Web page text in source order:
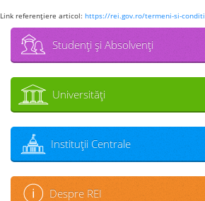
Link referenţiere articol: https://rei.gov.ro/termeni-si-
Studenţi şi Absolvenţi
Universităţi
Instituţii Centrale
Despre REI